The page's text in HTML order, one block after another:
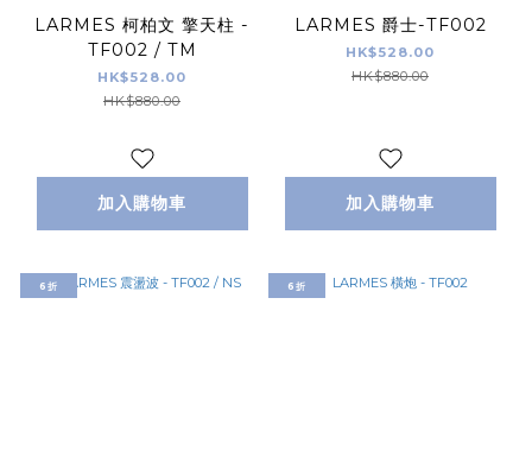
LARMES 柯柏文 擎天柱 -
TF002 / TM
HK$528.00
HK$880.00
加入購物車
LARMES 爵士-TF002
HK$528.00
HK$880.00
加入購物車
6折 6折